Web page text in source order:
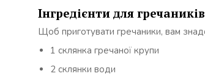
Інгредієнти для гречаників
Щоб приготувати гречаники, вам
1 склянка гречаної крупи
2 склянки води